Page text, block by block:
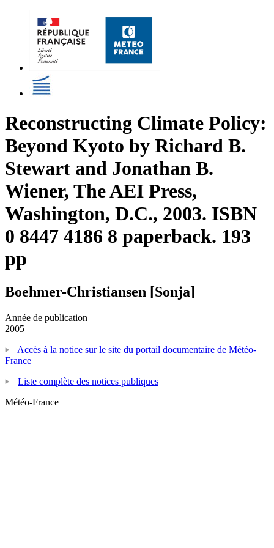
Reconstructing Climate Policy:
Beyond Kyoto by Richard B.
Stewart and Jonathan B.
Wiener, The AEI Press,
Washington, D.C., 2003. ISBN
0 8447 4186 8 paperback. 193
pp
Boehmer-Christiansen [Sonja]
Année de publication
2005
Accès à la notice sur le site du portail documentaire de Météo-
France
Liste complète des notices publiques
Météo-France